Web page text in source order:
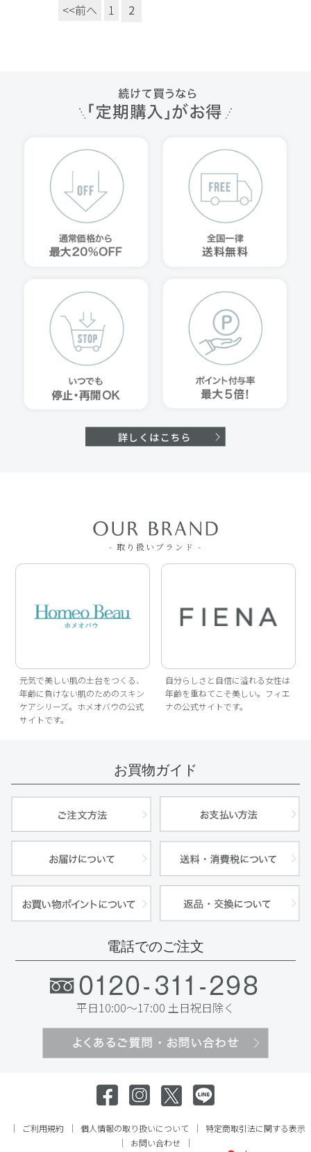
<<前へ 1 2
- 取り扱いブランド -
元気で美しい肌の土台をつくる、
年齢に負けない肌のためのスキン
ケアシリーズ。ホメオバウの公式
サイトです。
自分らしさと自信に溢れる女性は
年齢を重ねてこそ美しい。フィエ
ナの公式サイトです。
電話でのご注文
平日10:00～17:00 土日祝日除く
お買物ガイド
ご利用規約 個人情報の取り扱いについて
特定商取引法に関する表示
お問い合わせ